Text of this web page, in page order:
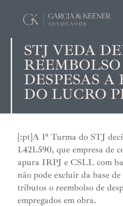
STJ VEDA
DESPESAS A
DO LUCRO
[:pt]A 1ª Turma do STJ
1.421.590, que empresa de
apura IRPJ e CSLL com
não pode excluir da base
tributos o reembolso de
empregados em obra.